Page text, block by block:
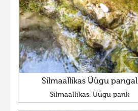
Silmaallikas Üügu pangal
Silmaallikas. Üügu pank